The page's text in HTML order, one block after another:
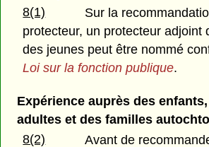
8(1)
Sur la
protecteur, un protecteur adjoint
des jeunes peut être nommé
Loi sur la fonction publique.
Expérience auprès des
adultes et des familles
8(2)
Avant de